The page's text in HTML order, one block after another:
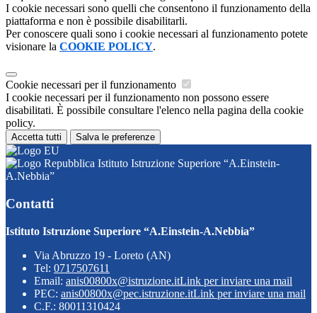
I cookie necessari sono quelli che consentono il funzionamento della
piattaforma e non è possibile disabilitarli.
Per conoscere quali sono i cookie necessari al funzionamento potete
visionare la COOKIE POLICY.
Cookie necessari per il funzionamento
I cookie necessari per il funzionamento non possono essere
disabilitati. È possibile consultare l'elenco nella pagina della cookie
policy.
Accetta tutti Salva le preferenze
Istituto Istruzione Superiore “A.Einstein-
A.Nebbia”
Contatti
Istituto Istruzione Superiore “A.Einstein-A.Nebbia”
Via Abruzzo 19 - Loreto (AN)
Tel: 0717507611
Email: anis00800x@istruzione.itLink per inviare una mail
PEC: anis00800x@pec.istruzione.itLink per inviare una mail
C.F.: 80011310424